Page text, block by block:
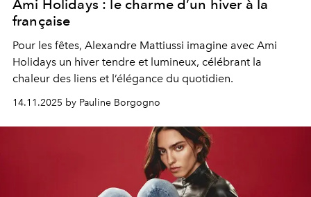
Ami Holidays : le charme d’un hiver à la
française
Pour les fêtes, Alexandre Mattiussi imagine avec Ami
Holidays un hiver tendre et lumineux, célébrant la
chaleur des liens et l’élégance du quotidien.
14.11.2025 by Pauline Borgogno